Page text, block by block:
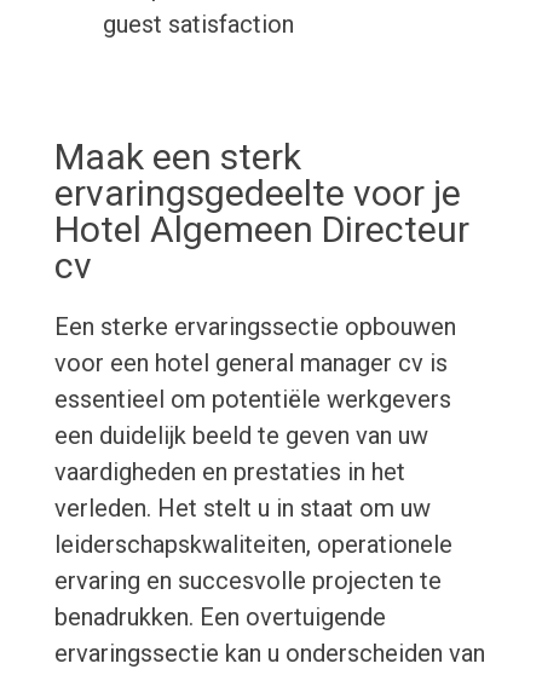
guest satisfaction
Maak een sterk
ervaringsgedeelte voor je
Hotel Algemeen Directeur
cv
Een sterke ervaringssectie opbouwen
voor een hotel general manager cv is
essentieel om potentiële werkgevers
een duidelijk beeld te geven van uw
vaardigheden en prestaties in het
verleden. Het stelt u in staat om uw
leiderschapskwaliteiten, operationele
ervaring en succesvolle projecten te
benadrukken. Een overtuigende
ervaringssectie kan u onderscheiden van